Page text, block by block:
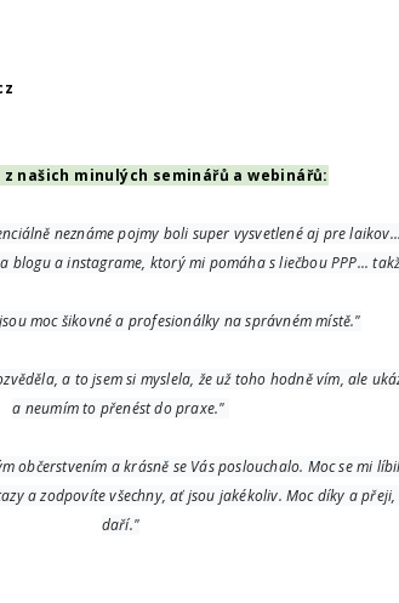
z našich minulých seminářů a webinářů:
neznáme pojmy boli super vysvetlené aj pre
blogu a instagrame, ktorý mi pomáha s liečbou PPP...
moc šikovné a profesionálky na správném místě."
a to jsem si myslela, že už toho hodně vím, ale
a neumím to přenést do praxe."
občerstvením a krásně se Vás poslouchalo. Moc se mi
a zodpovíte všechny, ať jsou jakékoliv. Moc díky a přeji,
daří."